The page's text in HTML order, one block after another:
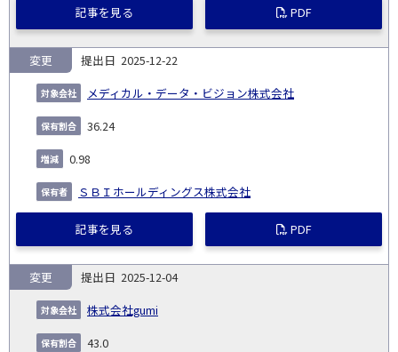
記事を見る PDF
2025-12-22
メディカル・データ・ビジョン株式会社
変更
36.24
0.98
ＳＢＩホールディングス株式会社
記事を見る PDF
2025-12-04
株式会社gumi
変更
43.0